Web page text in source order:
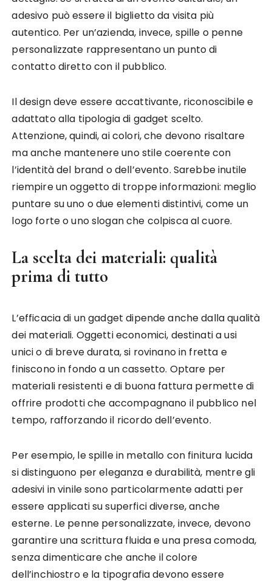
adesivo può essere il biglietto da visita più
autentico. Per un’azienda, invece, spille o penne
personalizzate rappresentano un punto di
contatto diretto con il pubblico.
Il design deve essere accattivante, riconoscibile e
adattato alla tipologia di gadget scelto.
Attenzione, quindi, ai colori, che devono risaltare
ma anche mantenere uno stile coerente con
l’identità del brand o dell’evento. Sarebbe inutile
riempire un oggetto di troppe informazioni: meglio
puntare su uno o due elementi distintivi, come un
logo forte o uno slogan che colpisca al cuore.
La scelta dei materiali: qualità
prima di tutto
L’efficacia di un gadget dipende anche dalla qualità
dei materiali. Oggetti economici, destinati a usi
unici o di breve durata, si rovinano in fretta e
finiscono in fondo a un cassetto. Optare per
materiali resistenti e di buona fattura permette di
offrire prodotti che accompagnano il pubblico nel
tempo, rafforzando il ricordo dell’evento.
Per esempio, le spille in metallo con finitura lucida
si distinguono per eleganza e durabilità, mentre gli
adesivi in vinile sono particolarmente adatti per
essere applicati su superfici diverse, anche
esterne. Le penne personalizzate, invece, devono
garantire una scrittura fluida e una presa comoda,
senza dimenticare che anche il colore
dell’inchiostro e la tipografia devono essere